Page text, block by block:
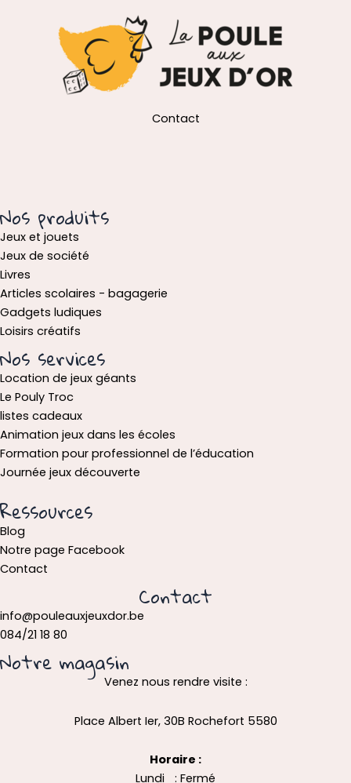
Contact
Nos produits
Jeux et jouets
Jeux de société
Livres
Articles scolaires - bagagerie
Gadgets ludiques
Loisirs créatifs
Nos services
Location de jeux géants
Le Pouly Troc
listes cadeaux
Animation jeux dans les écoles
Formation pour professionnel de l’éducation
Journée jeux découverte
Ressources
Blog
Notre page Facebook
Contact
Contact
info@pouleauxjeuxdor.be
084/21 18 80
Notre magasin
Venez nous rendre visite :
Place Albert Ier, 30B Rochefort 5580
Horaire :
Lundi : Fermé